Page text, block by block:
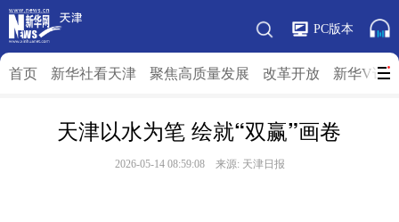
PC版本
首页 新华社看天津 聚焦高质量发展 改革开放 新华V访
天津以水为笔 绘就“双赢”画卷
2026-05-14 08:59:08 来源: 天津日报